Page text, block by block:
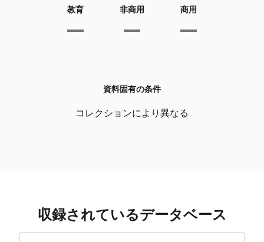
教育 非商用 商用
資料固有の条件
コレクションにより異なる
収録されているデータベース